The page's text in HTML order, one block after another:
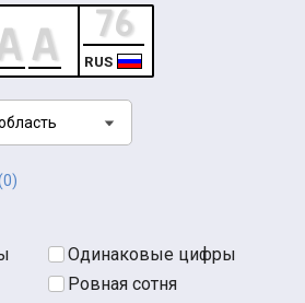
RUS
0)
Одинаковые цифры
Ровная сотня